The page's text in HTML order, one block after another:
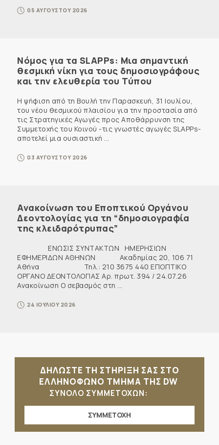
05 ΑΥΓΟΥΣΤΟΥ 2026
Νόμος για τα SLAPPs: Μια σημαντική
θεσμική νίκη για τους δημοσιογράφους
και την ελευθερία του Τύπου
Η ψήφιση από τη Βουλή την Παρασκευή, 31 Ιουλίου,
του νέου θεσμικού πλαισίου για την προστασία από
τις Στρατηγικές Αγωγές προς Αποθάρρυνση της
Συμμετοχής του Κοινού -τις γνωστές αγωγές SLAPPs-
αποτελεί μια ουσιαστική ...
03 ΑΥΓΟΥΣΤΟΥ 2026
Ανακοίνωση του Εποπτικού Οργάνου
Δεοντολογίας για τη “δημοσιογραφία
της κλειδαρότρυπας”
ΕΝΩΣΙΣ ΣΥΝΤΑΚΤΩΝ ΗΜΕΡΗΣΙΩΝ
ΕΦΗΜΕΡΙΔΩΝ ΑΘΗΝΩΝ Ακαδημίας 20, 106 71
Αθήνα Τηλ.: 210 3675 440 ΕΠΟΠΤΙΚΟ
ΟΡΓΑΝΟ ΔΕΟΝΤΟΛΟΓΙΑΣ Αρ. πρωτ. 394 / 24.07.26
Ανακοίνωση Ο σεβασμός στη ...
24 ΙΟΥΛΙΟΥ 2026
ΔΗΛΩΣΤΕ ΤΗ ΣΤΗΡΙΞΗ ΣΑΣ ΣΤΟ
ΕΛΛΗΝΟΦΩΝΟ ΤΜΗΜΑ ΤΗΣ DW
ΣΥΝΟΛΟ ΣΥΜΜΕΤΟΧΩΝ:
ΣΥΜΜΕΤΟΧΗ